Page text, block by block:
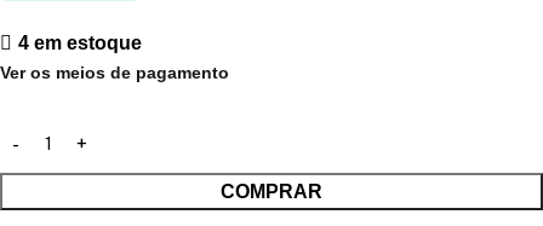
4 em estoque
Ver os meios de pagamento
COMPRAR